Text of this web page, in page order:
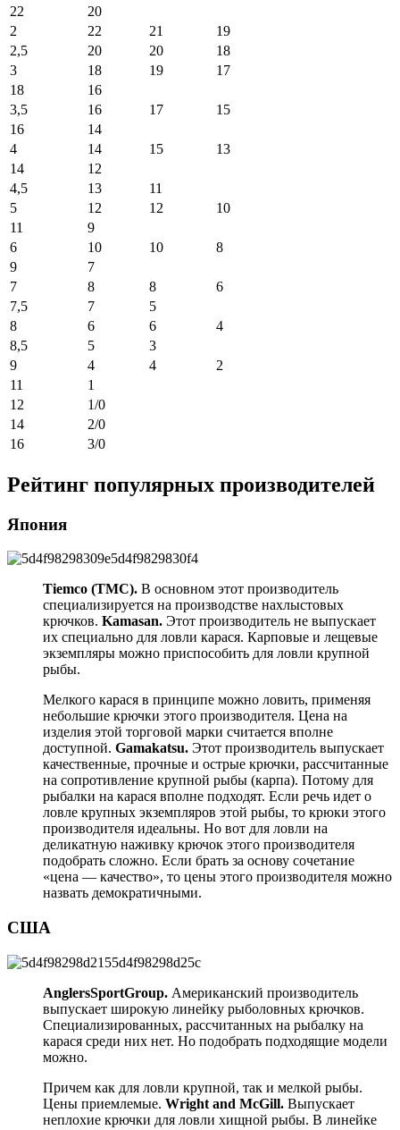
22
20
2
22 21
19
2,5
20 20
18
3
18 19
17
18
16
3,5
16 17
15
16
14
4
14 15
13
14
12
4,5
13
11
5
12 12
10
11
9
6
10 10
8
9
7
7
8 8
6
7,5
7
5
8
6 6
4
8,5
5
3
9
4 4
2
11
1
12
1/0
14
2/0
16
3/0
Рейтинг популярных производителей
Япония
Tiemco (TMC). В основном этот производитель
специализируется на производстве нахлыстовых
крючков. Kamasan. Этот производитель не выпускает
их специально для ловли карася. Карповые и лещевые
экземпляры можно приспособить для ловли крупной
рыбы.
Мелкого карася в принципе можно ловить, применяя
небольшие крючки этого производителя. Цена на
изделия этой торговой марки считается вполне
доступной. Gamakatsu. Этот производитель выпускает
качественные, прочные и острые крючки, рассчитанные
на сопротивление крупной рыбы (карпа). Потому для
рыбалки на карася вполне подходят. Если речь идет о
ловле крупных экземпляров этой рыбы, то крюки этого
производителя идеальны. Но вот для ловли на
деликатную наживку крючок этого производителя
подобрать сложно. Если брать за основу сочетание
«цена — качество», то цены этого производителя можно
назвать демократичными.
США
AnglersSportGroup. Американский производитель
выпускает широкую линейку рыболовных крючков.
Специализированных, рассчитанных на рыбалку на
карася среди них нет. Но подобрать подходящие модели
можно.
Причем как для ловли крупной, так и мелкой рыбы.
Цены приемлемые. Wright and McGill. Выпускает
неплохие крючки для ловли хищной рыбы. В линейке